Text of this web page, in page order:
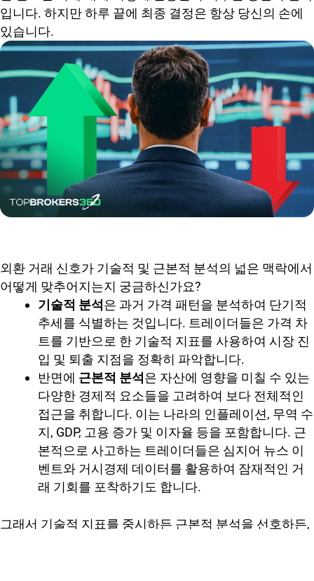
입니다. 하지만 하루 끝에 최종 결정은 항상 당신의 손에
있습니다.
외환 거래 신호가 기술적 및 근본적 분석의 넓은 맥락에서
어떻게 맞추어지는지 궁금하신가요?
기술적 분석은 과거 가격 패턴을 분석하여 단기적
추세를 식별하는 것입니다. 트레이더들은 가격 차
트를 기반으로 한 기술적 지표를 사용하여 시장 진
입 및 퇴출 지점을 정확히 파악합니다.
반면에 근본적 분석은 자산에 영향을 미칠 수 있는
다양한 경제적 요소들을 고려하여 보다 전체적인
접근을 취합니다. 이는 나라의 인플레이션, 무역 수
지, GDP, 고용 증가 및 이자율 등을 포함합니다. 근
본적으로 사고하는 트레이더들은 심지어 뉴스 이
벤트와 거시경제 데이터를 활용하여 잠재적인 거
래 기회를 포착하기도 합니다.
그래서 기술적 지표를 중시하든 근본적 분석을 선호하든,